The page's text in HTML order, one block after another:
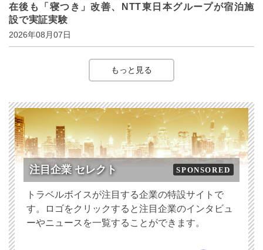
在後も「寝つき」改善、NTT東日本グループが宿泊施
設で実証実験
2026年08月07日
もっと見る
注目企業 セレクト SPONSORED
トラベルボイスが注目する企業の特設サイトで
す。ロゴをクリックすると注目企業のインタビュ
ーやニュースを一覧することができます。